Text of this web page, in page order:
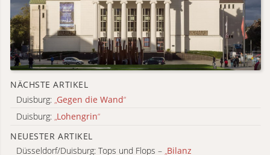
NÄCHSTE ARTIKEL
Duisburg: Gegen die Wand“
Duisburg: „Lohengrin“
NEUESTER ARTIKEL
Düsseldorf/Duisburg: Tops und Flops – „Bilanz